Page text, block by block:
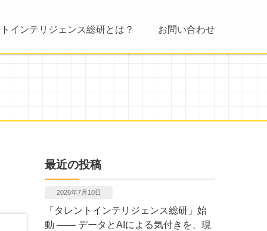
インテリジェンス総研とは？ お問い合わせ
最近の投稿
2026年7月10日
「タレントインテリジェンス総研」始
動 ―― データとAIによる気付きを、現